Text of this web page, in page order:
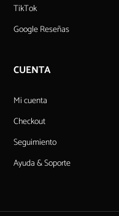
TikTok
Google Reseñas
CUENTA
Mi cuenta
Checkout
Seguimiento
Ayuda & Soporte